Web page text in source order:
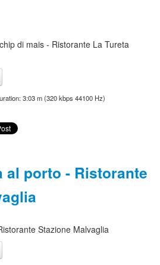
di mais - Ristorante La Tureta
3:03 m (320 kbps 44100 Hz)
al porto - Ristorante
Stazione Malvaglia